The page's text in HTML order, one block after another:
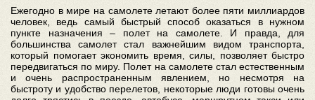
Ежегодно в мире на самолете летают более пяти миллиардов
человек, ведь самый быстрый способ оказаться в нужном
пункте назначения – полет на самолете. И правда, для
большинства самолет стал важнейшим видом транспорта,
который помогает экономить время, силы, позволяет быстро
передвигаться по миру. Полет на самолете стал естественным
и очень распространенным явлением, но несмотря на
быстроту и удобство перелетов, некоторые люди готовы очень